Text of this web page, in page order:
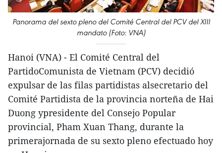
Panorama del sexto pleno del Comité Central del PCV del XIII
mandato (Foto: VNA)
Hanoi (VNA) - El Comité Central del
PartidoComunista de Vietnam (PCV) decidió
expulsar de las filas partidistas alsecretario del
Comité Partidista de la provincia norteña de Hai
Duong ypresidente del Consejo Popular
provincial, Pham Xuan Thang, durante la
primerajornada de su sexto pleno efectuado hoy